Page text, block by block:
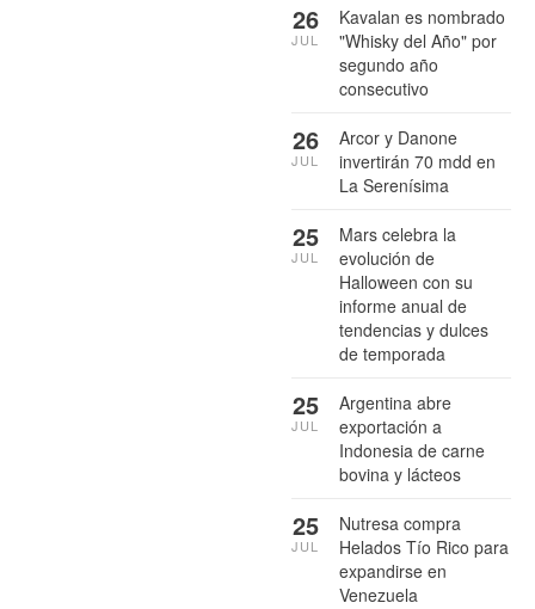
Kavalan es nombrado
"Whisky del Año" por
segundo año
consecutivo
26
JUL
Arcor y Danone
invertirán 70 mdd en
La Serenísima
26
JUL
Mars celebra la
evolución de
Halloween con su
informe anual de
tendencias y dulces
de temporada
25
JUL
Argentina abre
exportación a
Indonesia de carne
bovina y lácteos
25
JUL
Nutresa compra
Helados Tío Rico para
expandirse en
Venezuela
25
JUL